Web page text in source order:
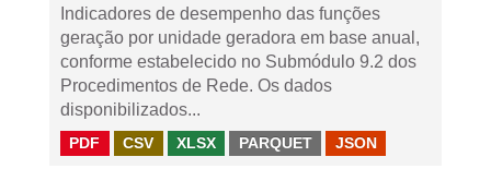
Indicadores de desempenho das funções
geração por unidade geradora em base anual,
conforme estabelecido no Submódulo 9.2 dos
Procedimentos de Rede. Os dados
disponibilizados...
PDF CSV XLSX PARQUET JSON